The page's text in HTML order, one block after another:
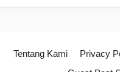
Tentang Kami Privacy